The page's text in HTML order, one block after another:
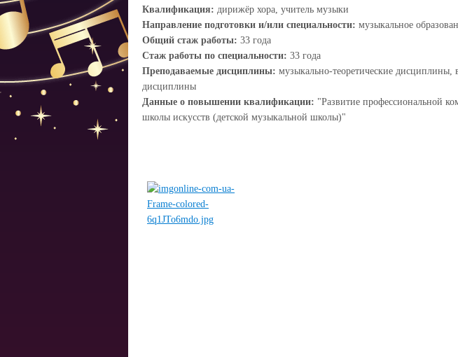
Квалификация: дирижёр хора, учитель музыки
Направление подготовки и/или специальности: музыкальное
Общий стаж работы: 33 года
Стаж работы по специальности: 33 года
Преподаваемые дисциплины: музыкально-теоретические дисциплины,
дисциплины
Данные о повышении квалификации: "Развитие профессиональной
школы искусств (детской музыкальной школы)"